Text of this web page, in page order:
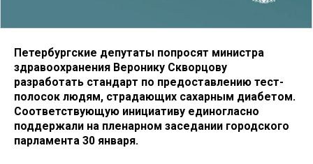
Петербургские депутаты попросят министра
здравоохранения Веронику Скворцову
разработать стандарт по предоставлению тест-
полосок людям, страдающих сахарным диабетом.
Соответствующую инициативу единогласно
поддержали на пленарном заседании городского
парламента 30 января.